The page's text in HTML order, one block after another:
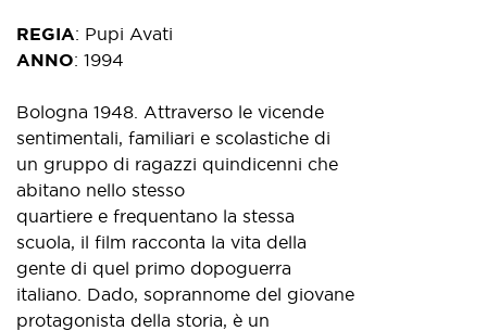
REGIA: Pupi Avati
ANNO: 1994
Bologna 1948. Attraverso le vicende
sentimentali, familiari e scolastiche di
un gruppo di ragazzi quindicenni che
abitano nello stesso
quartiere e frequentano la stessa
scuola, il film racconta la vita della
gente di quel primo dopoguerra
italiano. Dado, soprannome del giovane
protagonista della storia, è un